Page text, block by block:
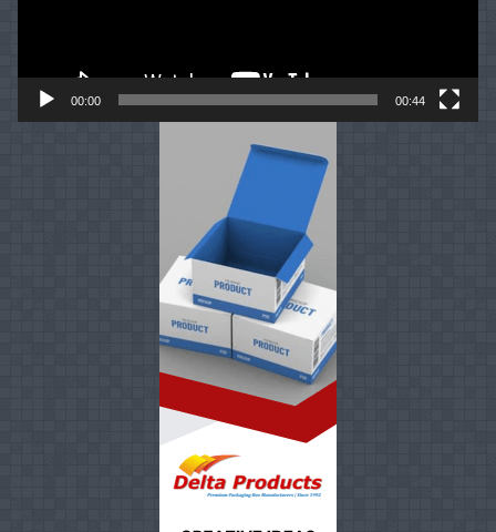
00:00 00:44